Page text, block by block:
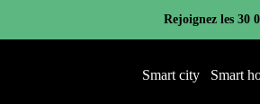
Rejoignez les 30
Smart city Smart